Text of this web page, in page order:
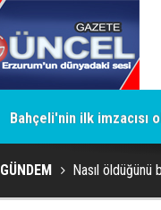
Bahçeli'nin ilk
GÜNDEM Nasıl öldüğünü